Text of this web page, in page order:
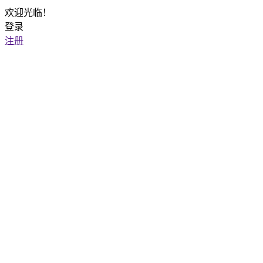
欢迎光临！
登录
注册